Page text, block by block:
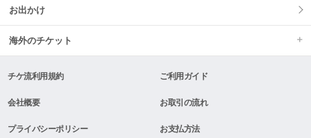
お出かけ
海外のチケット
チケ流利用規約 ご利用ガイド
会社概要 お取引の流れ
プライバシーポリシー お支払方法